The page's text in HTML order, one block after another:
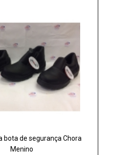
bota de segurança Chora
Menino